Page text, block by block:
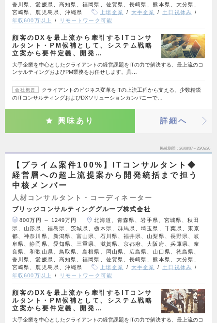
香川県、愛媛県、高知県、福岡県、佐賀県、長崎県、熊本県、大分県、
宮崎県、鹿児島県、沖縄県
上場企業 大手企業
土日祝休み
年収600万以上
リモートワーク可能
顧客のDXを最上流から牽引するITコンサ
ルタント・PM候補として、システム戦略
立案から要件定義、開発…
大手企業を中心としたクライアントの経営課題をITの力で解決する、最上流のコ
ンサルティングおよびPM業務をお任せします。具…
会社概要
クライアントのビジネス変革をITの上流工程から支える、少数精鋭
のITコンサルティングおよびDXソリューションカンパニーで…
興味あり 詳細へ
掲載期間 26/08/07～26/08/20
【プライム案件100%】ITコンサルタント◆
経営層への超上流提案から開発統括まで担う
中核メンバー
人材コンサルタント・コーディネーター
ブリッジコンサルティンググループ株式会社
800万円 ～ 1249万円
北海道、青森県、岩手県、宮城県、秋田
県、山形県、福島県、茨城県、栃木県、群馬県、埼玉県、千葉県、東京
都、神奈川県、新潟県、富山県、石川県、福井県、山梨県、長野県、岐
阜県、静岡県、愛知県、三重県、滋賀県、京都府、大阪府、兵庫県、奈
良県、和歌山県、鳥取県、島根県、岡山県、広島県、山口県、徳島県、
香川県、愛媛県、高知県、福岡県、佐賀県、長崎県、熊本県、大分県、
宮崎県、鹿児島県、沖縄県
上場企業 大手企業
土日祝休み
年収600万以上
リモートワーク可能
顧客のDXを最上流から牽引するITコンサ
ルタント・PM候補として、システム戦略
立案から要件定義、開発…
大手企業を中心としたクライアントの経営課題をITの力で解決する、最上流のコ